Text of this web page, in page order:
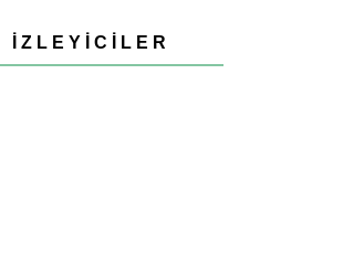
İZLEYICILER